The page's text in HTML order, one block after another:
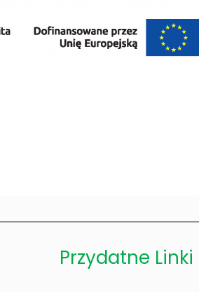
Przydatne Linki